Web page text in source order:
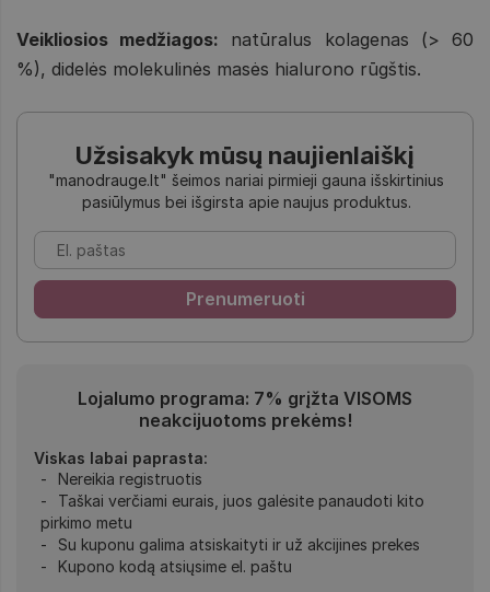
Veikliosios medžiagos: natūralus kolagenas (> 60
%), didelės molekulinės masės hialurono rūgštis.
Užsisakyk mūsų naujienlaiškį
"manodrauge.lt" šeimos nariai pirmieji gauna išskirtinius
pasiūlymus bei išgirsta apie naujus produktus.
Lojalumo programa: 7% grįžta VISOMS
neakcijuotoms prekėms!
Viskas labai paprasta:
Nereikia registruotis
Taškai verčiami eurais, juos galėsite panaudoti kito
pirkimo metu
Su kuponu galima atsiskaityti ir už akcijines prekes
Kupono kodą atsiųsime el. paštu